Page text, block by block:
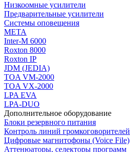
Низкоомные усилители
Предварительные усилители
Системы оповещения
МЕТА
Inter-M 6000
Roxton 8000
Roxton IP
JDM (JEDIA)
TOA VM-2000
TOA VX-2000
LPA EVA
LPA-DUO
Дополнительное оборудование
Блоки резервного питания
Контроль линий громкоговорителей
Цифровые магнитофоны (Voice File)
Аттенюаторы, селекторы программ